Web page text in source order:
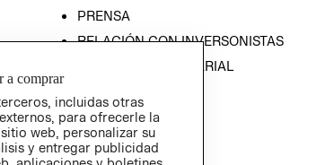
PRENSA
RELACIÓN CON INVERSONISTAS
POLÍTICA EMPRESARIAL
a comprar
incluidas otras
para ofrecerle la
web, personalizar su
y entregar publicidad